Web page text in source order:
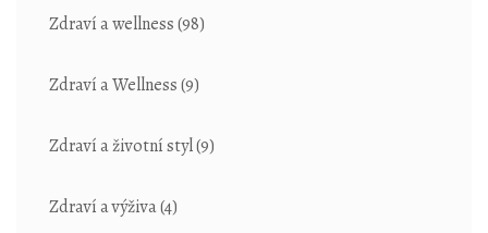
Zdraví a wellness(98)
Zdraví a Wellness(9)
Zdraví a životní styl(9)
Zdraví a výživa(4)